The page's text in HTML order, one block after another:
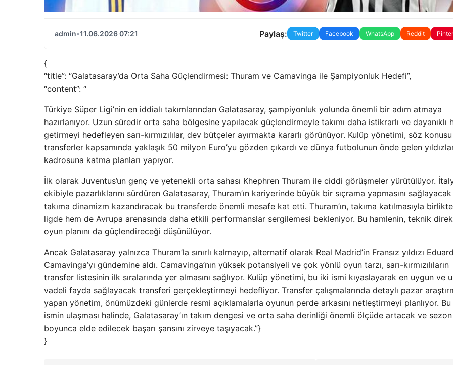
admin•11.06.2026 07:21 Paylaş: Twitter Facebook WhatsApp Reddit
{
“title”: “Galatasaray’da Orta Saha Güçlendirmesi: Thuram ve Camavinga ile Şampiyonluk Hedefi”,
“content”: “
Türkiye Süper Ligi’nin en iddialı takımlarından Galatasaray, şampiyonluk yolunda önemli bir adım atmaya
hazırlanıyor. Uzun süredir orta saha bölgesine yapılacak güçlendirmeyle takımı daha istikrarlı ve dayanıklı
getirmeyi hedefleyen sarı-kırmızılılar, dev bütçeler ayırmakta kararlı görünüyor. Kulüp yönetimi, söz konusu
transferler kapsamında yaklaşık 50 milyon Euro’yu gözden çıkardı ve dünya futbolunun önde gelen
kadrosuna katma planları yapıyor.
İlk olarak Juventus’un genç ve yetenekli orta sahası Khephren Thuram ile ciddi görüşmeler yürütülüyor.
ekibiyle pazarlıklarını sürdüren Galatasaray, Thuram’ın kariyerinde büyük bir sıçrama yapmasını
takıma dinamizm kazandıracak bu transferde önemli mesafe kat etti. Thuram’ın, takıma katılmasıyla
ligde hem de Avrupa arenasında daha etkili performanslar sergilemesi bekleniyor. Bu hamlenin, teknik
oyun planını da güçlendireceği düşünülüyor.
Ancak Galatasaray yalnızca Thuram’la sınırlı kalmayıp, alternatif olarak Real Madrid’in Fransız yıldızı
Camavinga’yı gündemine aldı. Camavinga’nın yüksek potansiyeli ve çok yönlü oyun tarzı, sarı-kırmızılıların
transfer listesinin ilk sıralarında yer almasını sağlıyor. Kulüp yönetimi, bu iki ismi kıyaslayarak en uygun ve
vadeli fayda sağlayacak transferi gerçekleştirmeyi hedefliyor. Transfer çalışmalarında detaylı pazar
yapan yönetim, önümüzdeki günlerde resmi açıklamalarla oyunun perde arkasını netleştirmeyi planlıyor.
ismin ulaşması halinde, Galatasaray’ın takım dengesi ve orta saha derinliği önemli ölçüde artacak ve sezon
boyunca elde edilecek başarı şansını zirveye taşıyacak.”}
}